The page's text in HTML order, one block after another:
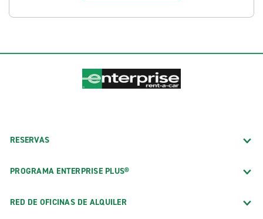
RESERVAS
PROGRAMA ENTERPRISE PLUS®
RED DE OFICINAS DE ALQUILER